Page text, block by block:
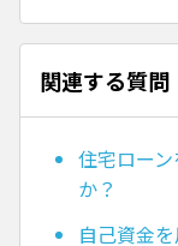
関連する質問
住宅ロー
か？
自己資金